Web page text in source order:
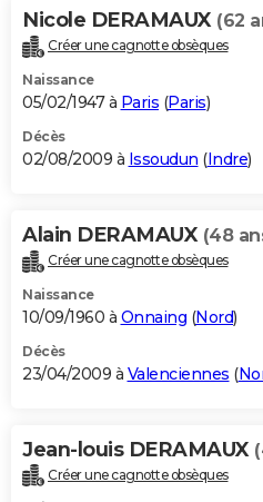
Nicole DERAMAUX (62
Créer une cagnotte obsèques
Naissance
05/02/1947 à Paris (Paris)
Décès
02/08/2009 à Issoudun (Indre)
Alain DERAMAUX (48
Créer une cagnotte obsèques
Naissance
10/09/1960 à Onnaing (Nord)
Décès
23/04/2009 à Valenciennes (
Jean-louis DERAMAUX
Créer une cagnotte obsèques